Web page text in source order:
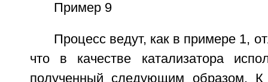
Пример 9
Процесс ведут, как в примере 1,
что в качестве катализатора
полученный следующим образом. К